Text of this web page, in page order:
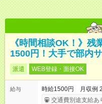
《時間相談OK！》
1500円！大手で部内
派遣 WEB登録・面接OK
給与
時給1500円 月収例
交通費別途支給あ